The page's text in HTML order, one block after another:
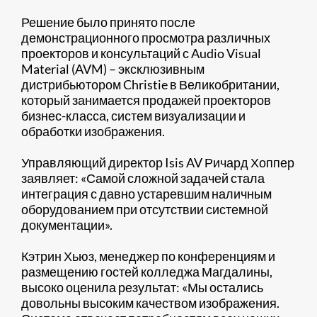
Решение было принято после
демонстрационного просмотра различных
проекторов и консультаций с Audio Visual
Material (AVM) – эксклюзивным
дистрибьютором Christie в Великобритании,
который занимается продажей проекторов
бизнес-класса, систем визуализации и
обработки изображения.
Управляющий директор Isis AV Ричард Хоппер
заявляет: «Самой сложной задачей стала
интеграция с давно устаревшим наличным
оборудованием при отсутствии системной
документации».
Кэтрин Хьюз, менеджер по конференциям и
размещению гостей колледжа Магдалины,
высоко оценила результат: «Мы остались
довольны высоким качеством изображения.